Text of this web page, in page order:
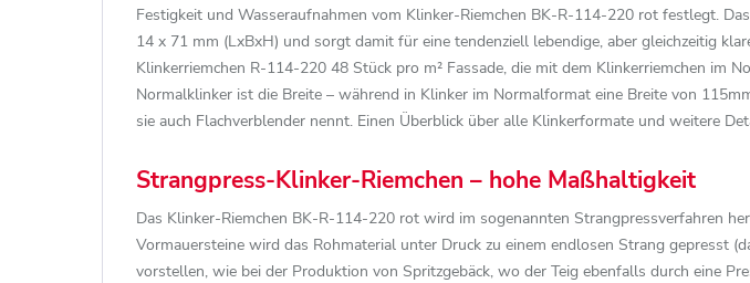
Festigkeit und Wasseraufnahmen vom Klinker-Riemchen BK-R-114-220 rot festlegt.
14 x 71 mm (LxBxH) und sorgt damit für eine tendenziell lebendige, aber gleichzeitig
Klinkerriemchen R-114-220 48 Stück pro m² Fassade, die mit dem Klinkerriemchen im
Normalklinker ist die Breite – während in Klinker im Normalformat eine Breite von
sie auch Flachverblender nennt. Einen Überblick über alle Klinkerformate und weitere
Strangpress-Klinker-Riemchen – hohe Maßhaltigkeit
Das Klinker-Riemchen BK-R-114-220 rot wird im sogenannten Strangpressverfahren
Vormauersteine wird das Rohmaterial unter Druck zu einem endlosen Strang gepresst
vorstellen, wie bei der Produktion von Spritzgebäck, wo der Teig ebenfalls durch eine